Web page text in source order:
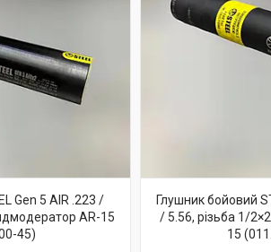
Gen 5 AIR .223 /
AR-15
45)
Глушник бойовий
/ 5.56, різьба 1/
15